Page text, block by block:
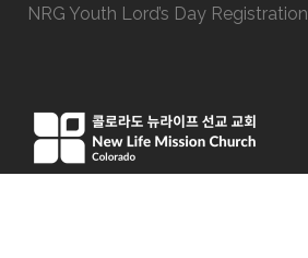
NRG Youth Lord’s Day Registration